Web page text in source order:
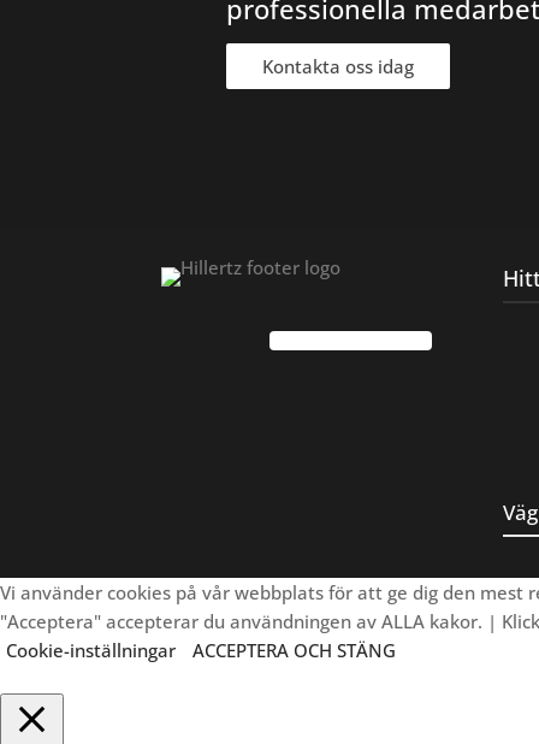
professionella
Kontakta oss idag
Vi använder cookies på vår webbplats för att ge dig den
"Acceptera" accepterar du användningen av ALLA kakor. |
Cookie-inställningar
ACCEPTERA OCH STÄNG